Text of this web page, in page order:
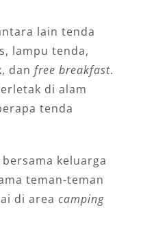
lain tenda
lampu tenda,
dan free breakfast.
di alam
tenda
keluarga
teman-teman
di area camping